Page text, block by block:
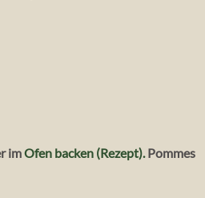
imOfen backen (Rezept).Pommes